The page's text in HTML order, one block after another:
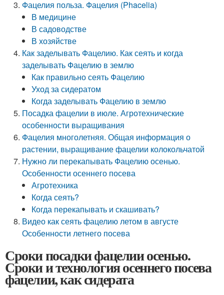
Фацелия польза. Фацелия (Phacelia)
В медицине
В садоводстве
В хозяйстве
Как заделывать Фацелию. Как сеять и когда
заделывать Фацелию в землю
Как правильно сеять Фацелию
Уход за сидератом
Когда заделывать Фацелию в землю
Посадка фацелии в июле. Агротехнические
особенности выращивания
Фацелия многолетняя. Общая информация о
растении, выращивание фацелии колокольчатой
Нужно ли перекапывать Фацелию осенью.
Особенности осеннего посева
Агротехника
Когда сеять?
Когда перекапывать и скашивать?
Видео как сеять фацелию летом в августе
Особенности летнего посева
Сроки посадки фацелии осенью.
Сроки и технология осеннего посева
фацелии, как сидерата